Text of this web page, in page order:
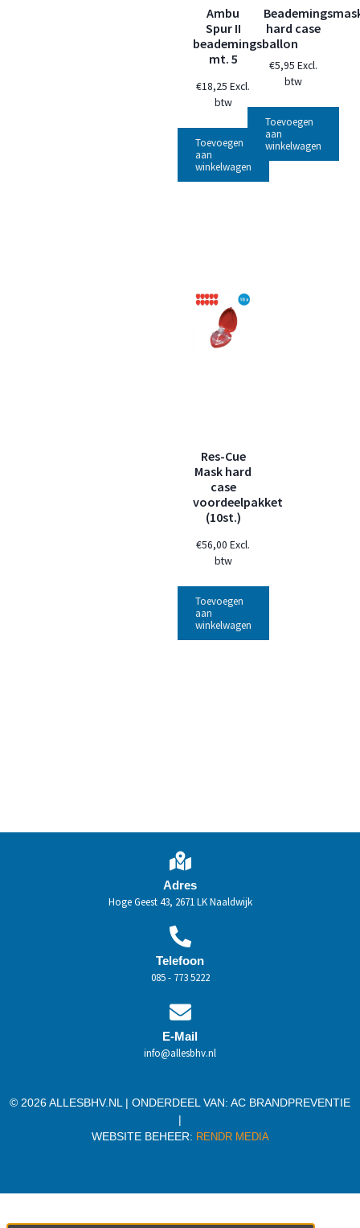
Ambu
Spur II
beademingsballon
mt. 5
€18,25 Excl.
btw
Toevoegen
aan
winkelwagen
hard case
€5,95 Excl.
btw
Toevoegen
aan
winkelwagen
Res-Cue
Mask hard
case
voordeelpakket
(10st.)
€56,00 Excl.
btw
Toevoegen
aan
winkelwagen
Adres
Hoge Geest 43, 2671 LK Naaldwijk
Telefoon
085 - 773 5222
E-Mail
info@allesbhv.nl
© 2026 ALLESBHV.NL | ONDERDEEL VAN: AC BRANDPREVENTIE
|
WEBSITE BEHEER: RENDR MEDIA